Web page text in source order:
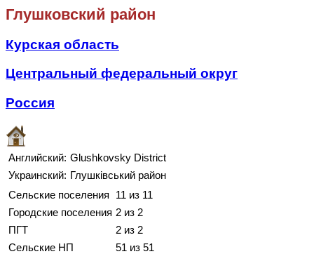
Глушковский район
Курская область
Центральный федеральный округ
Россия
Английский: Glushkovsky District
Украинский: Глушківський район
Сельские поселения
11 из 11
Городские поселения 2 из 2
ПГТ
2 из 2
Сельские НП
51 из 51